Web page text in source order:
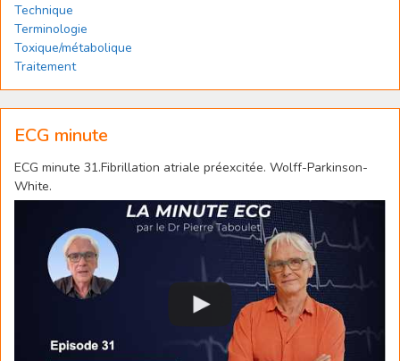
Technique
Terminologie
Toxique/métabolique
Traitement
ECG minute
ECG minute 31.Fibrillation atriale préexcitée. Wolff-Parkinson-
White.